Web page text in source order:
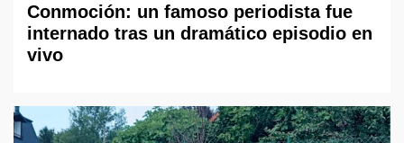
Conmoción: un famoso periodista fue
internado tras un dramático episodio en
vivo